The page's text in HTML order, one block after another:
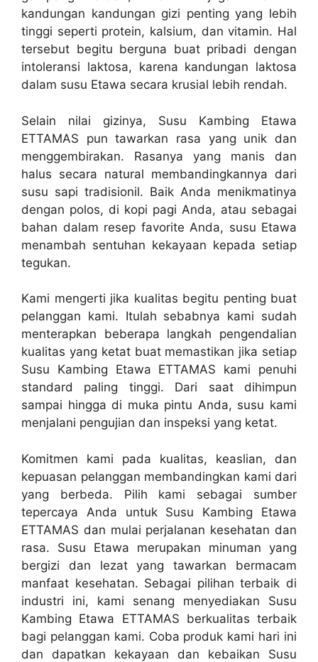
kandungan kandungan gizi penting yang lebih
tinggi seperti protein, kalsium, dan vitamin. Hal
tersebut begitu berguna buat pribadi dengan
intoleransi laktosa, karena kandungan laktosa
dalam susu Etawa secara krusial lebih rendah.
Selain nilai gizinya, Susu Kambing Etawa
ETTAMAS pun tawarkan rasa yang unik dan
menggembirakan. Rasanya yang manis dan
halus secara natural membandingkannya dari
susu sapi tradisionil. Baik Anda menikmatinya
dengan polos, di kopi pagi Anda, atau sebagai
bahan dalam resep favorite Anda, susu Etawa
menambah sentuhan kekayaan kepada setiap
tegukan.
Kami mengerti jika kualitas begitu penting buat
pelanggan kami. Itulah sebabnya kami sudah
menterapkan beberapa langkah pengendalian
kualitas yang ketat buat memastikan jika setiap
Susu Kambing Etawa ETTAMAS kami penuhi
standard paling tinggi. Dari saat dihimpun
sampai hingga di muka pintu Anda, susu kami
menjalani pengujian dan inspeksi yang ketat.
Komitmen kami pada kualitas, keaslian, dan
kepuasan pelanggan membandingkan kami dari
yang berbeda. Pilih kami sebagai sumber
tepercaya Anda untuk Susu Kambing Etawa
ETTAMAS dan mulai perjalanan kesehatan dan
rasa. Susu Etawa merupakan minuman yang
bergizi dan lezat yang tawarkan bermacam
manfaat kesehatan. Sebagai pilihan terbaik di
industri ini, kami senang menyediakan Susu
Kambing Etawa ETTAMAS berkualitas terbaik
bagi pelanggan kami. Coba produk kami hari ini
dan dapatkan kekayaan dan kebaikan Susu